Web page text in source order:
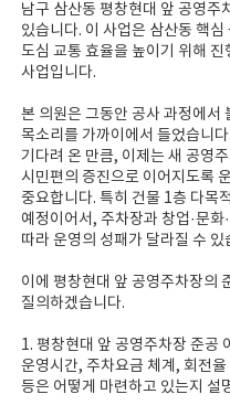
남구 삼산동 평창현대 앞 공영주
있습니다. 이 사업은 삼산동 핵
도심 교통 효율을 높이기 위해
사업입니다.
본 의원은 그동안 공사 과정에서
목소리를 가까이에서 들었습니
기다려 온 만큼, 이제는 새 공영
시민편의 증진으로 이어지도록
중요합니다. 특히 건물 1층 다목
예정이어서, 주차장과 창업·문화
따라 운영의 성패가 달라질 수 있
이에 평창현대 앞 공영주차장의
질의하겠습니다.
1. 평창현대 앞 공영주차장 준공
운영시간, 주차요금 체계, 회전
등은 어떻게 마련하고 있는지 설